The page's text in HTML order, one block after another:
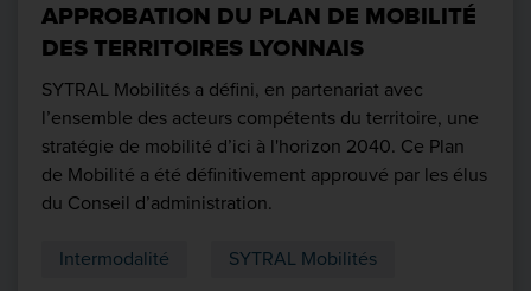
APPROBATION DU PLAN DE MOBILITÉ
DES TERRITOIRES LYONNAIS
SYTRAL Mobilités a défini, en partenariat avec
l’ensemble des acteurs compétents du territoire, une
stratégie de mobilité d’ici à l'horizon 2040. Ce Plan
de Mobilité a été définitivement approuvé par les élus
du Conseil d’administration.
Intermodalité SYTRAL Mobilités